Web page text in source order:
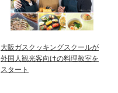
大阪ガスクッキングスクールが
外国人観光客向けの料理教室を
スタート